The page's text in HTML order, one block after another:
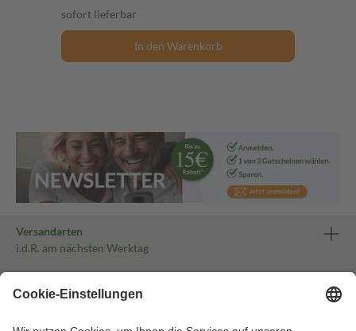
sofort lieferbar
In den Warenkorb
Versandarten
i.d.R. am nächsten Werktag
Zahlarten